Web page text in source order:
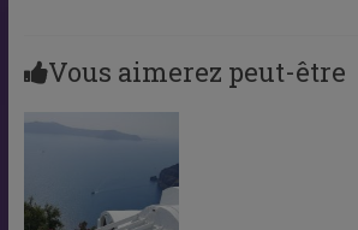
Vous aimerez peut-être